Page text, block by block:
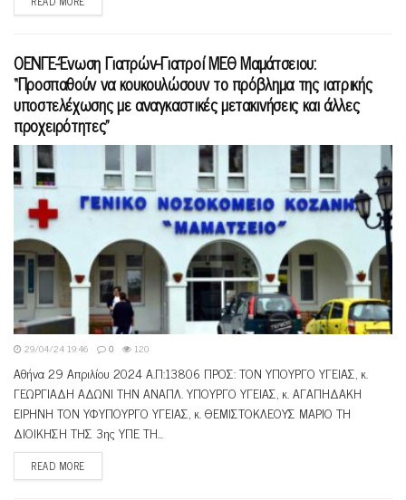
ΟΕΝΓΕ-Ένωση Γιατρών-Γιατροί ΜΕΘ Μαμάτσειου:
“Προσπαθούν να κουκουλώσουν το πρόβλημα της ιατρικής
υποστελέχωσης με αναγκαστικές μετακινήσεις και άλλες
προχειρότητες”
29/04/24 19:46 0 120
Αθήνα 29 Απριλίου 2024 Α.Π:13806 ΠΡΟΣ: ΤΟΝ ΥΠΟΥΡΓΟ ΥΓΕΙΑΣ, κ.
ΓΕΩΡΓΙΑΔΗ ΑΔΩΝΙ ΤΗΝ ΑΝΑΠΛ. ΥΠΟΥΡΓΟ ΥΓΕΙΑΣ, κ. ΑΓΑΠΗΔΑΚΗ
ΕΙΡΗΝΗ ΤΟΝ ΥΦΥΠΟΥΡΓΟ ΥΓΕΙΑΣ, κ. ΘΕΜΙΣΤΟΚΛΕΟΥΣ ΜΑΡΙΟ ΤΗ
ΔΙΟΙΚΗΣΗ ΤΗΣ 3ης ΥΠΕ ΤΗ...
READ MORE